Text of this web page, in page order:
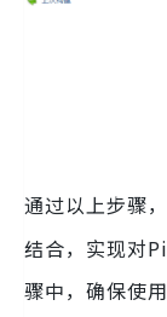
通过以上步骤
结合，实现对
骤中，确保使